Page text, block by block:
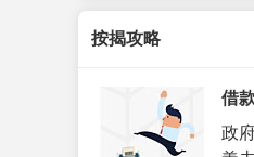
按揭攻略
借
政